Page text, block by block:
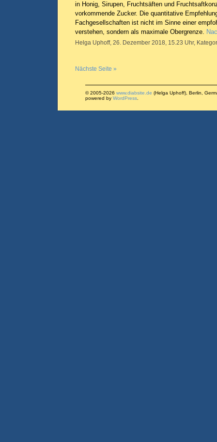
in Honig, Sirupen, Fruchtsäften und
vorkommende Zucker. Die quantitative
Fachgesellschaften ist nicht im Sinne einer
verstehen, sondern als maximale Obergrenze.
Helga Uphoff, 26. Dezember 2018, 15.23 Uhr,
Nächste Seite »
© 2005-2026 www.diabsite.de (Helga Uphoff), Berlin,
powered by WordPress.